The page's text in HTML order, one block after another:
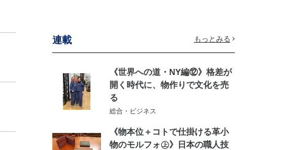
連載 もっとみる
《世界への道・NY編⑫》格差が
開く時代に、物作りで文化を売
る
総合・ビジネス
《物本位＋コトで仕掛ける革小
物のモルフォ㊤》日本の職人技